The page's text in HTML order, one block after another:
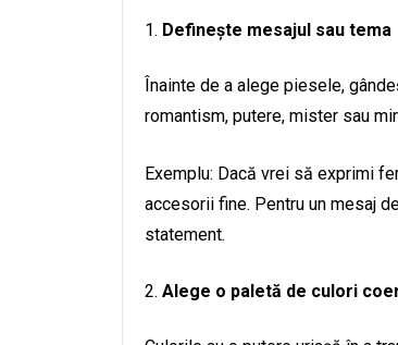
Definește mesajul sau tema
Înainte de a alege piesele,
romantism, putere, mister sau
Exemplu: Dacă vrei să exprimi
accesorii fine. Pentru un mesaj
statement.
Alege o paletă de culori